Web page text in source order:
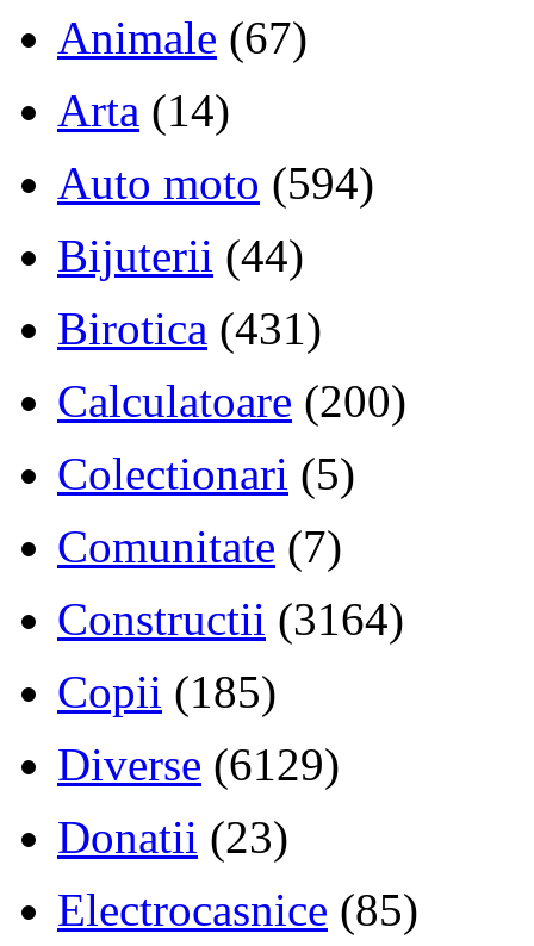
Animale (67)
Arta (14)
Auto moto (594)
Bijuterii (44)
Birotica (431)
Calculatoare (200)
Colectionari (5)
Comunitate (7)
Constructii (3164)
Copii (185)
Diverse (6129)
Donatii (23)
Electrocasnice (85)